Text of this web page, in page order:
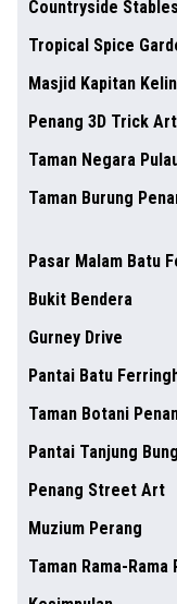
Countryside
Tropical Spice
Masjid Kapitan
Penang 3D Trick
Taman Negara
Taman Burung
Pasar Malam Batu
Bukit Bendera
Gurney Drive
Pantai Batu
Taman Botani
Pantai Tanjung
Penang Street Art
Muzium Perang
Taman Rama-Rama